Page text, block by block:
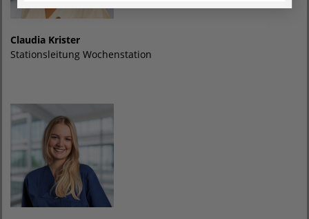
Claudia Krister
Stationsleitung Wochenstation